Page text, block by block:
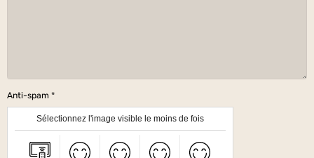
Anti-spam
Sélectionnez l'image visible le moins de fois